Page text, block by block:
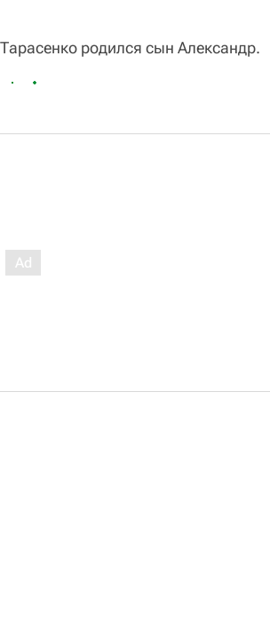
родился сын Александр.